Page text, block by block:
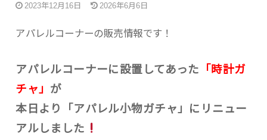
2023年12月16日 2026年6月6日
アパレルコーナーの販売情報です！
アパレルコーナーに設置してあった 「時計ガ
チャ」 が
本日より「アパレル小物ガチャ」にリニュー
アルしました